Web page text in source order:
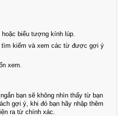
hoặc biểu tượng kính lúp.
tìm kiếm và xem các từ được gợi ý
xem.
bạn sẽ không nhìn thấy từ bạn
gợi ý, khi đó bạn hãy nhập thêm
ra từ chính xác.